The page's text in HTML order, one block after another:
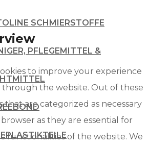
SCHMIERSTOFFE
PFLEGEMITTEL &
PLASTIKTEILE
to improve your experience
the website. Out of these
that are categorized as necessary
as they are essential for
functionalities of the website. We